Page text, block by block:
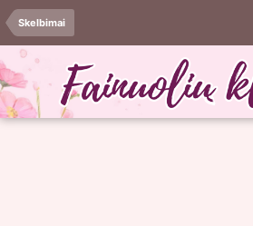
Skelbimai